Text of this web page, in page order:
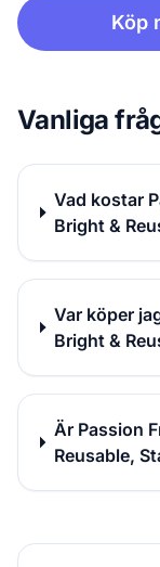
Köp
Vanliga
Vad kostar
Bright &
Var köper
Bright &
Är Passion
Reusable,